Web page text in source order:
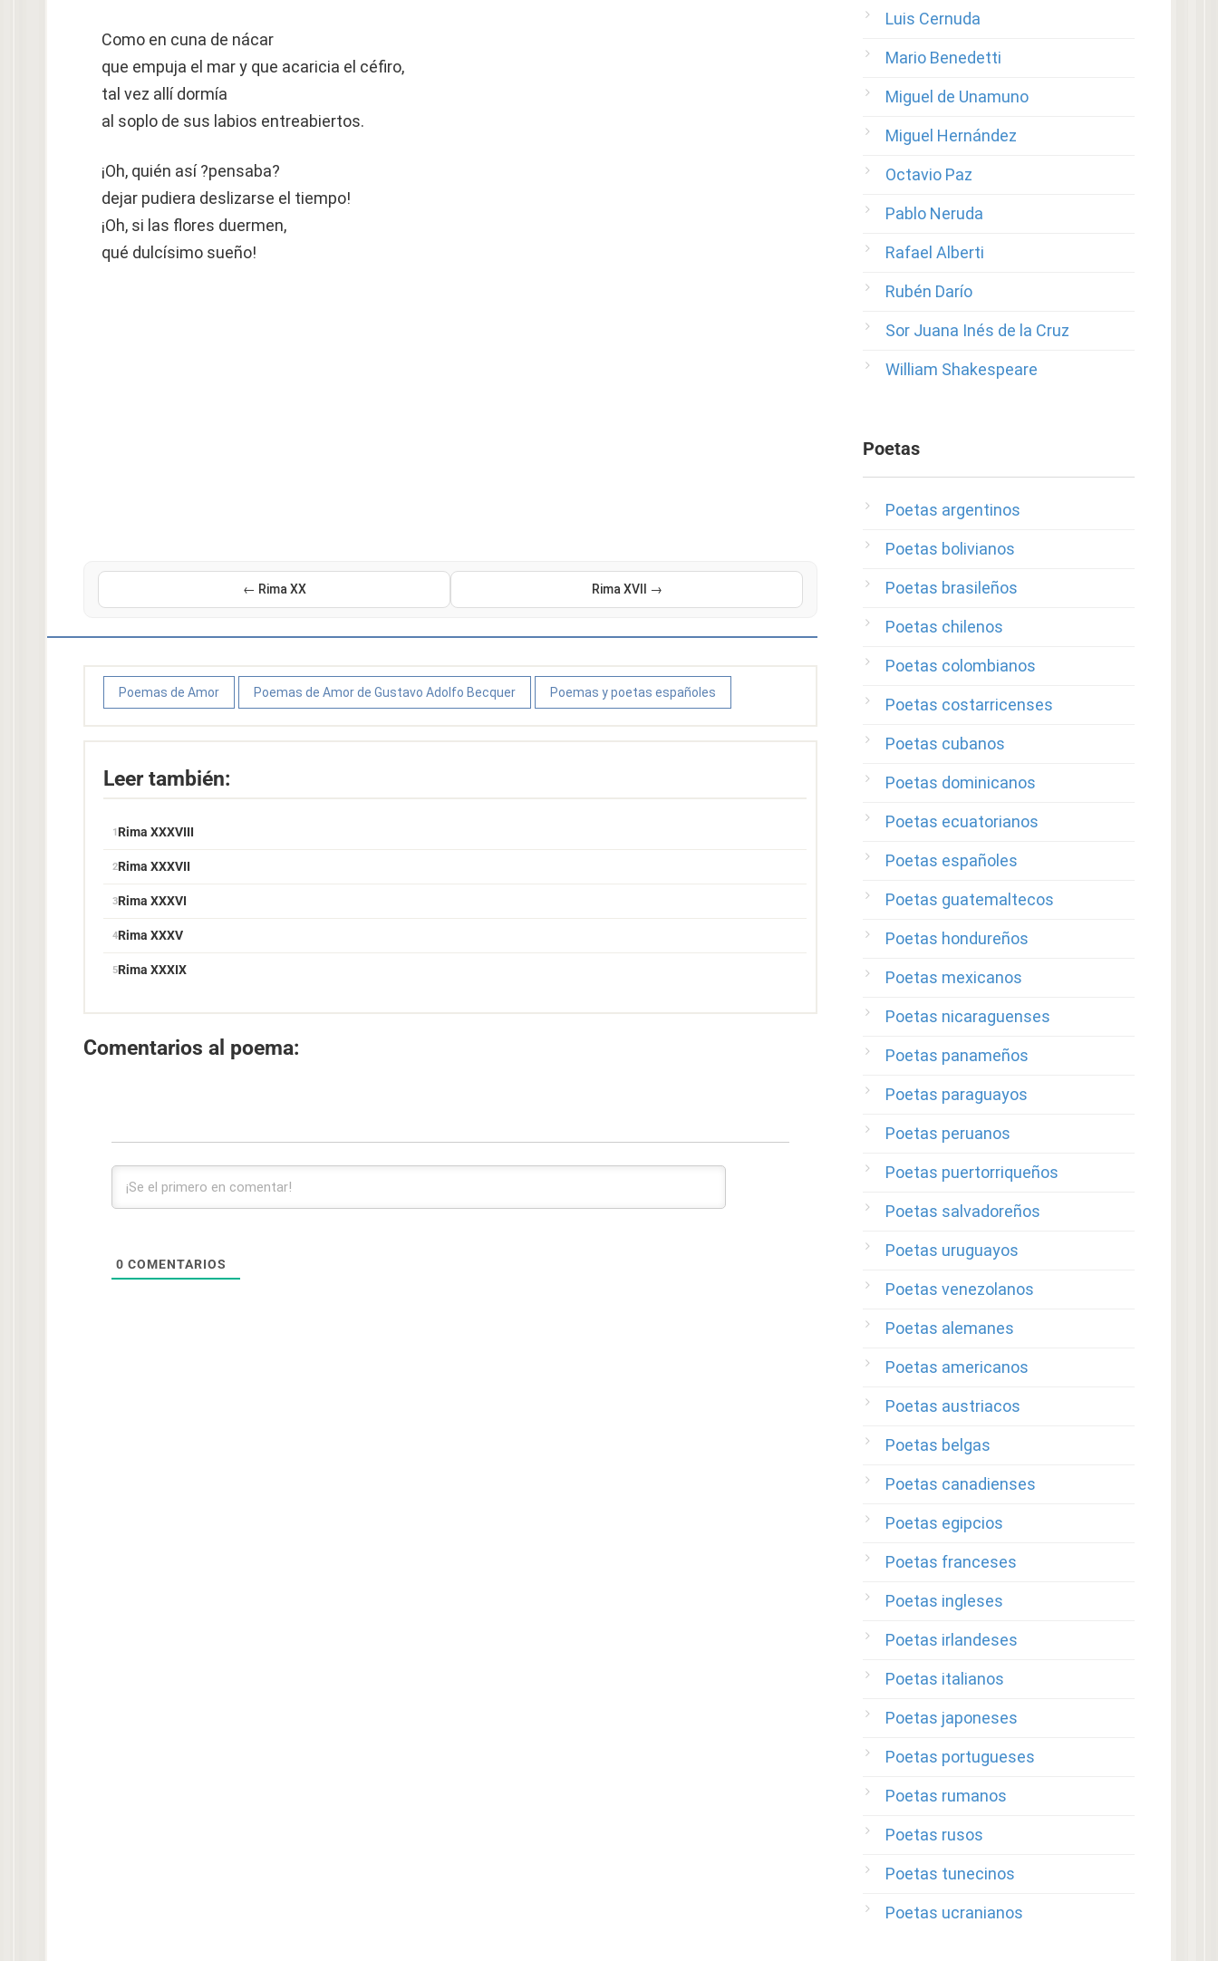
Como en cuna de nácar
que empuja el mar y que acaricia el céfiro,
tal vez allí dormía
al soplo de sus labios entreabiertos.
¡Oh, quién así ?pensaba?
dejar pudiera deslizarse el tiempo!
¡Oh, si las flores duermen,
qué dulcísimo sueño!
← Rima XX Rima XVII →
Poemas de Amor Poemas de Amor de Gustavo Adolfo Becquer Poemas y poetas españoles
Leer también:
Rima XXXVIII
Rima XXXVII
Rima XXXVI
Rima XXXV
Rima XXXIX
Comentarios al poema:
0 COMENTARIOS
Luis Cernuda
Mario Benedetti
Miguel de Unamuno
Miguel Hernández
Octavio Paz
Pablo Neruda
Rafael Alberti
Rubén Darío
Sor Juana Inés de la Cruz
William Shakespeare
Poetas
Poetas argentinos
Poetas bolivianos
Poetas brasileños
Poetas chilenos
Poetas colombianos
Poetas costarricenses
Poetas cubanos
Poetas dominicanos
Poetas ecuatorianos
Poetas españoles
Poetas guatemaltecos
Poetas hondureños
Poetas mexicanos
Poetas nicaraguenses
Poetas panameños
Poetas paraguayos
Poetas peruanos
Poetas puertorriqueños
Poetas salvadoreños
Poetas uruguayos
Poetas venezolanos
Poetas alemanes
Poetas americanos
Poetas austriacos
Poetas belgas
Poetas canadienses
Poetas egipcios
Poetas franceses
Poetas ingleses
Poetas irlandeses
Poetas italianos
Poetas japoneses
Poetas portugueses
Poetas rumanos
Poetas rusos
Poetas tunecinos
Poetas ucranianos